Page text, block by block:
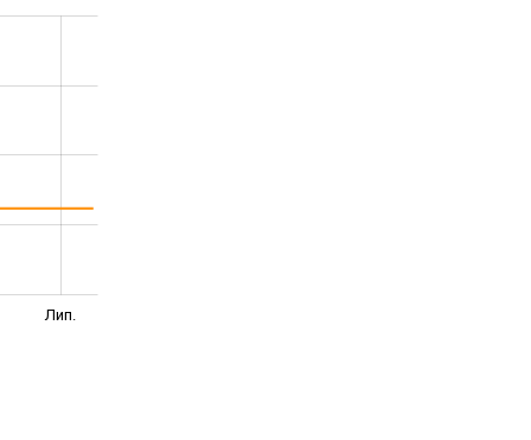
Лип.